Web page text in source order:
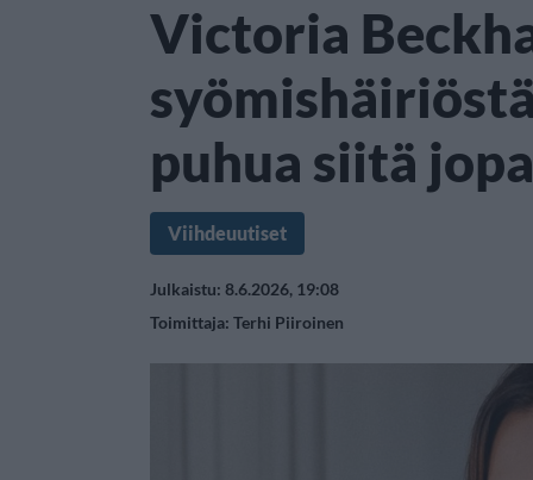
Victoria
puhua siitä
Viihdeuutiset
Julkaistu: 8.6.2026, 19:08
Toimittaja: Terhi Piiroinen